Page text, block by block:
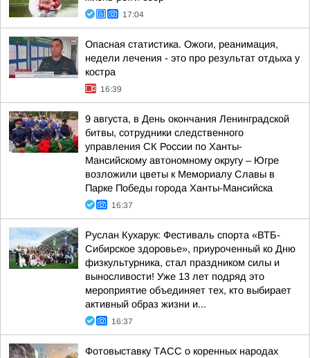
17:04
Опасная статистика. Ожоги, реанимация,
недели лечения - это про результат отдыха у
костра
16:39
9 августа, в День окончания Ленинградской
битвы, сотрудники следственного
управления СК России по Ханты-
Мансийскому автономному округу – Югре
возложили цветы к Мемориалу Славы в
Парке Победы города Ханты-Мансийска
16:37
Руслан Кухарук: Фестиваль спорта «ВТБ-
Сибирское здоровье», приуроченный ко Дню
физкультурника, стал праздником силы и
выносливости! Уже 13 лет подряд это
мероприятие объединяет тех, кто выбирает
активный образ жизни и...
16:37
Фотовыставку ТАСС о коренных народах